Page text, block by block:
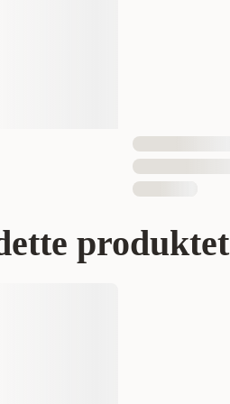
produktet